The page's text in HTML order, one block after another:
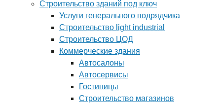
Строительство зданий под ключ
Услуги генерального подрядчика
Строительство light industrial
Строительство ЦОД
Коммерческие здания
Автосалоны
Автосервисы
Гостиницы
Строительство магазинов